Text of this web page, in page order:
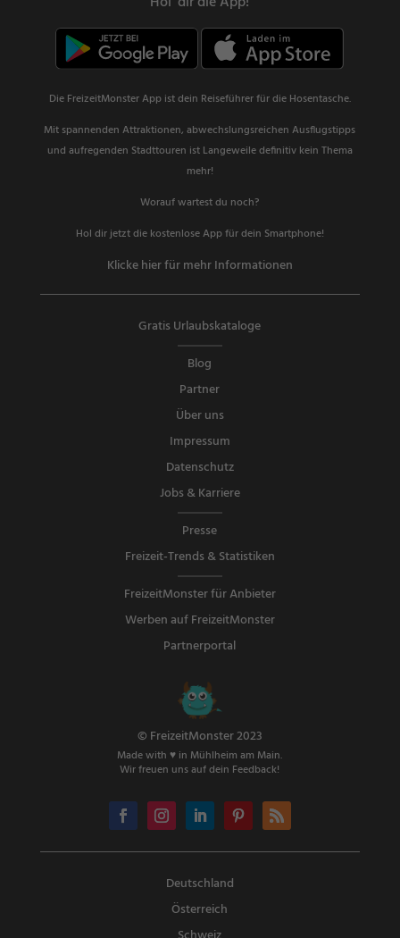
Die FreizeitMonster App ist dein Reiseführer für die Hosentasche.
Mit spannenden Attraktionen, abwechslungsreichen Ausflugstipps
und aufregenden Stadttouren ist Langeweile definitiv kein Thema
mehr!
Worauf wartest du noch?
Hol dir jetzt die kostenlose App für dein Smartphone!
Klicke hier für mehr Informationen
Gratis Urlaubskataloge
Blog
Partner
Über uns
Impressum
Datenschutz
Jobs & Karriere
Presse
Freizeit-Trends & Statistiken
FreizeitMonster für Anbieter
Werben auf FreizeitMonster
Partnerportal
© FreizeitMonster 2023
Made with ♥ in Mühlheim am Main.
Wir freuen uns auf dein Feedback!
Deutschland
Österreich